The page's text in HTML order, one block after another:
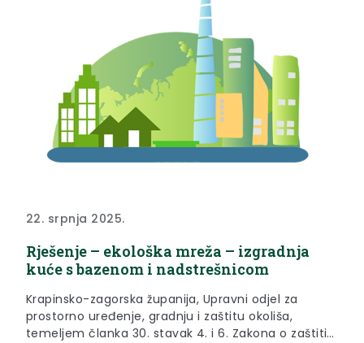
22. srpnja 2025.
Rješenje – ekološka mreža – izgradnja
kuće s bazenom i nadstrešnicom
Krapinsko-zagorska županija, Upravni odjel za
prostorno uređenje, gradnju i zaštitu okoliša,
temeljem članka 30. stavak 4. i 6. Zakona o zaštiti